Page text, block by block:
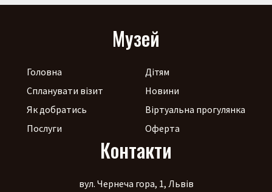
Музей
Головна
Спланувати візит
Як добратись
Послуги
Дітям
Новини
Віртуальна прогулянка
Оферта
Контакти
вул. Чернеча гора, 1, Львів